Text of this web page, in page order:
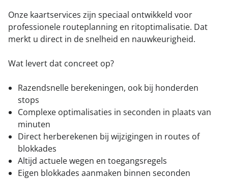
Onze kaartservices zijn speciaal ontwikkeld voor
professionele routeplanning en ritoptimalisatie. Dat
merkt u direct in de snelheid en nauwkeurigheid.
Wat levert dat concreet op?
Razendsnelle berekeningen, ook bij honderden
stops
Complexe optimalisaties in seconden in plaats van
minuten
Direct herberekenen bij wijzigingen in routes of
blokkades
Altijd actuele wegen en toegangsregels
Eigen blokkades aanmaken binnen seconden